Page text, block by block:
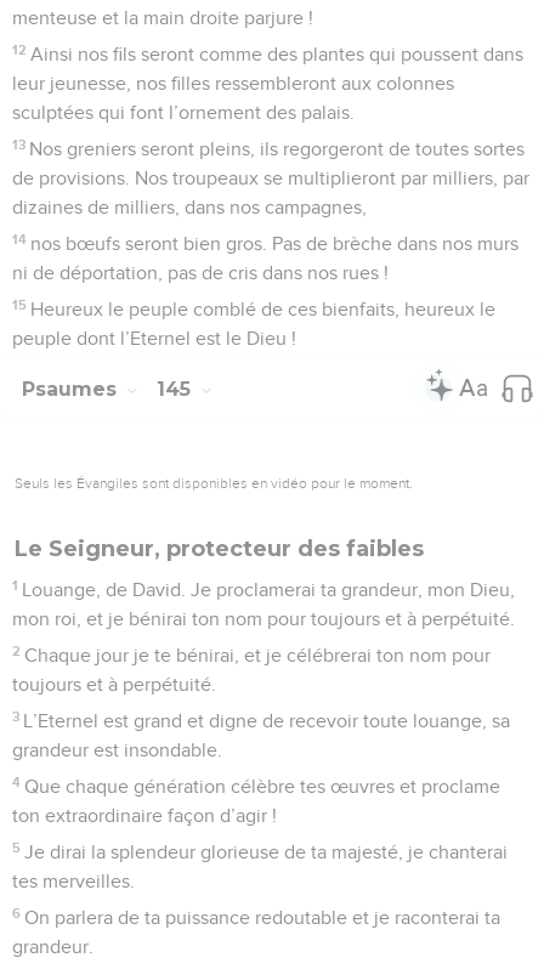
menteuse et la main droite parjure !
12 Ainsi nos fils seront comme des plantes qui poussent dans
leur jeunesse, nos filles ressembleront aux colonnes
sculptées qui font l’ornement des palais.
13 Nos greniers seront pleins, ils regorgeront de toutes sortes
de provisions. Nos troupeaux se multiplieront par milliers, par
dizaines de milliers, dans nos campagnes,
14 nos bœufs seront bien gros. Pas de brèche dans nos murs
ni de déportation, pas de cris dans nos rues !
15 Heureux le peuple comblé de ces bienfaits, heureux le
peuple dont l’Eternel est le Dieu !
Psaumes 145
Seuls les Évangiles sont disponibles en vidéo pour le moment.
Le Seigneur, protecteur des faibles
1 Louange, de David. Je proclamerai ta grandeur, mon Dieu,
mon roi, et je bénirai ton nom pour toujours et à perpétuité.
2 Chaque jour je te bénirai, et je célébrerai ton nom pour
toujours et à perpétuité.
3 L’Eternel est grand et digne de recevoir toute louange, sa
grandeur est insondable.
4 Que chaque génération célèbre tes œuvres et proclame
ton extraordinaire façon d’agir !
5 Je dirai la splendeur glorieuse de ta majesté, je chanterai
tes merveilles.
6 On parlera de ta puissance redoutable et je raconterai ta
grandeur.